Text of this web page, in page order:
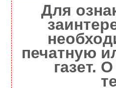
Для
печатную
газет.